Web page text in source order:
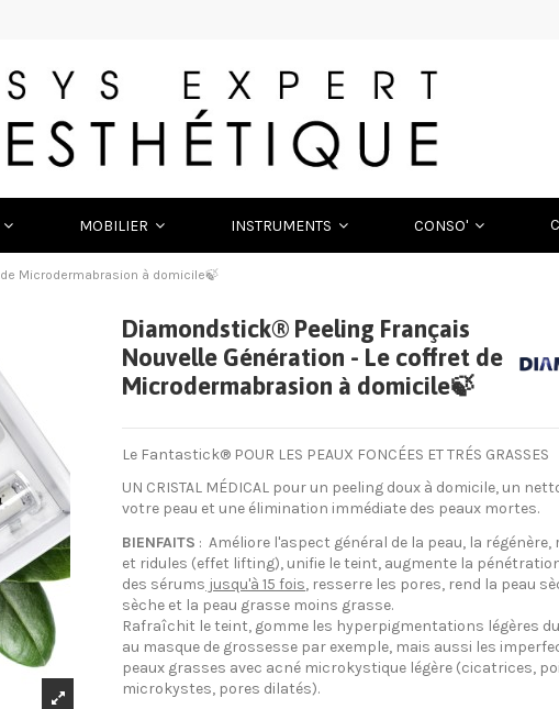
MOBILIER INSTRUMENTS CONSO'
Microdermabrasion à domicile🍃
Diamondstick® Peeling Français
Nouvelle Génération - Le coffret de
Microdermabrasion à domicile🍃
Le Fantastick® POUR LES PEAUX FONCÉES ET TRÉS GRASSES
UN CRISTAL MÉDICAL pour un peeling doux à domicile, un
votre peau et une élimination immédiate des peaux mortes.
BIENFAITS : Améliore l'aspect général de la peau, la régénère,
et ridules (effet lifting), unifie le teint, augmente la
des sérums jusqu'à 15 fois, resserre les pores, rend la peau
sèche et la peau grasse moins grasse.
Rafraîchit le teint, gomme les hyperpigmentations légères
au masque de grossesse par exemple, mais aussi les
peaux grasses avec acné microkystique légère (cicatrices,
microkystes, pores dilatés).